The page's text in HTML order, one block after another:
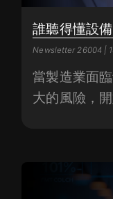
誰聽得懂設
Newsletter 26004 |
當製造業面
大的風險，